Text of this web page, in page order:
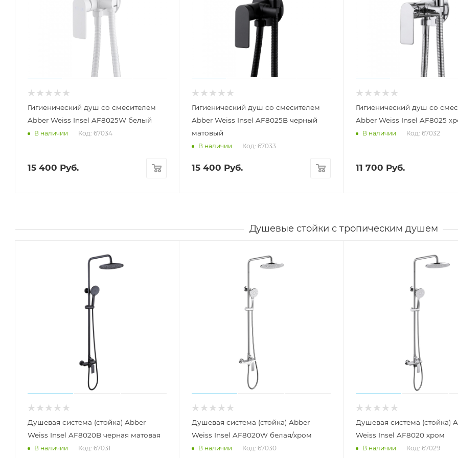
Гигиенический душ со смесителем
Abber Weiss Insel AF8025W белый
В наличии Код: 67034
15 400 Руб.
Гигиенический душ со смесителем
Abber Weiss Insel AF8025B черный
матовый
В наличии Код: 67033
15 400 Руб.
Гигиенический душ со
Abber Weiss Insel AF8025
В наличии Код: 67032
11 700 Руб.
Душевые стойки с тропическим душем
Душевая система (стойка) Abber
Weiss Insel AF8020B черная матовая
В наличии Код: 67031
Душевая система (стойка) Abber
Weiss Insel AF8020W белая/хром
В наличии Код: 67030
Душевая система (стойка)
Weiss Insel AF8020 хром
В наличии Код: 67029